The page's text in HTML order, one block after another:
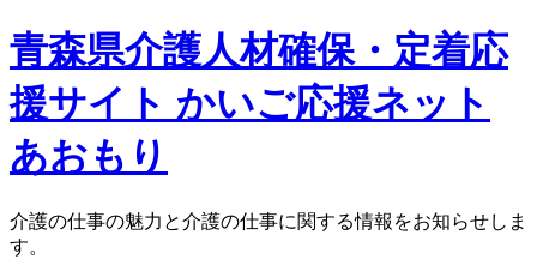
青森県介護人材確保・定着応
援サイト かいご応援ネット
あおもり
介護の仕事の魅力と介護の仕事に関する情報をお知らせしま
す。